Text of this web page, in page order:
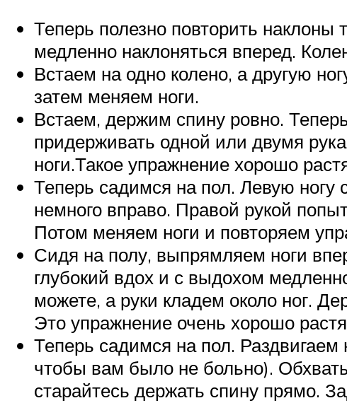
Теперь полезно повторить наклоны
медленно наклоняться вперед.
Встаем на одно колено, а другую
затем меняем ноги.
Встаем, держим спину ровно.
придерживать одной или двумя
ноги.Такое упражнение хорошо
Теперь садимся на пол. Левую ногу
немного вправо. Правой рукой
Потом меняем ноги и повторяем
Сидя на полу, выпрямляем ноги
глубокий вдох и с выдохом
можете, а руки кладем около ног.
Это упражнение очень хорошо
Теперь садимся на пол.
чтобы вам было не больно).
старайтесь держать спину прямо.